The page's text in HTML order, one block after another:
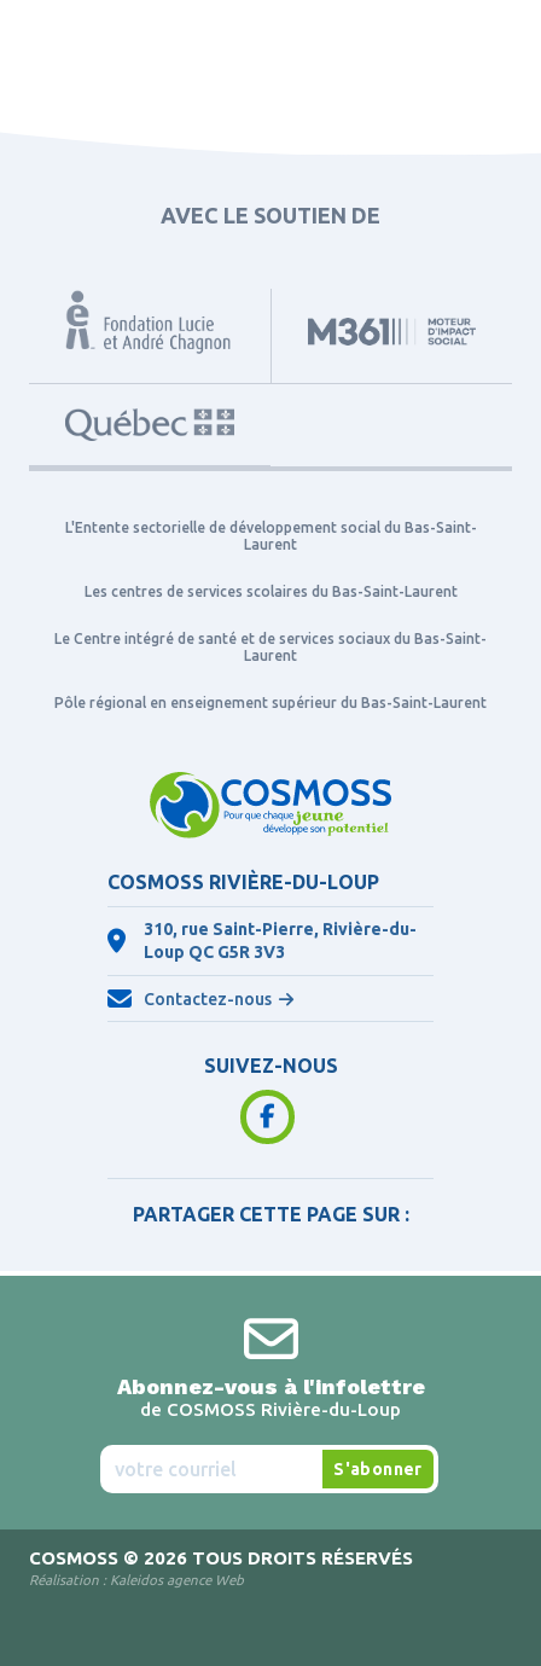
AVEC LE SOUTIEN DE
L'Entente sectorielle de développement social du Bas-Saint-
Laurent
Les centres de services scolaires du Bas-Saint-Laurent
Le Centre intégré de santé et de services sociaux du Bas-Saint-
Laurent
Pôle régional en enseignement supérieur du Bas-Saint-Laurent
COSMOSS RIVIÈRE-DU-LOUP
310, rue Saint-Pierre, Rivière-du-
Loup QC G5R 3V3
Contactez-nous
SUIVEZ-NOUS
PARTAGER CETTE PAGE SUR :
Abonnez-vous à l'infolettre
de COSMOSS Rivière-du-Loup
COSMOSS© 2026 TOUS DROITS RÉSERVÉS
Réalisation : Kaleidos agence Web